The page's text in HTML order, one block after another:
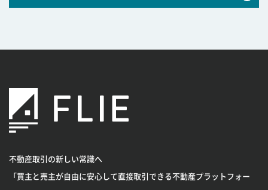
不動産取引の新しい常識へ
「買主と売主が自由に安心して直接取引できる不動産プラットフォー